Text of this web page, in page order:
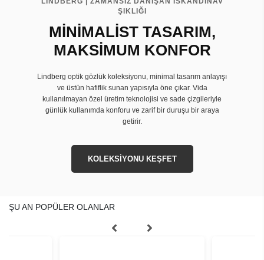
ŞIKLIĞI
MİNİMALİST TASARIM,
MAKSİMUM KONFOR
Lindberg optik gözlük koleksiyonu, minimal tasarım anlayışı
ve üstün hafiflik sunan yapısıyla öne çıkar. Vida
kullanılmayan özel üretim teknolojisi ve sade çizgileriyle
günlük kullanımda konforu ve zarif bir duruşu bir araya
getirir.
KOLEKSİYONU KEŞFET
ŞU AN POPÜLER OLANLAR